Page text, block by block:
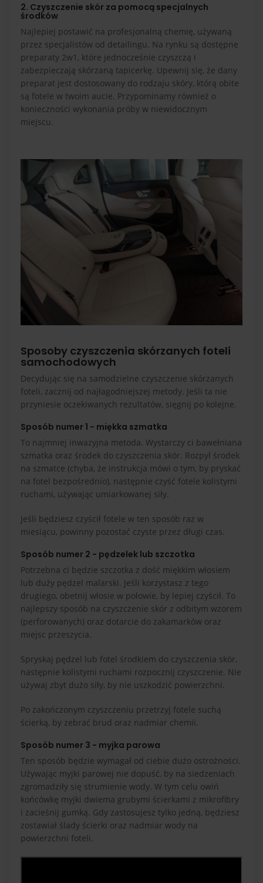
2. Czyszczenie skór za pomocą specjalnych
środków
Najlepiej postawić na profesjonalną chemię, używaną
przez specjalistów od detailingu. Na rynku są dostępne
preparaty 2w1, które jednocześnie czyszczą i
zabezpieczają skórzaną tapicerkę. Upewnij się, że dany
preparat jest dostosowany do rodzaju skóry, którą obite
są fotele w twoim aucie. Przypominamy również o
konieczności wykonania próby w niewidocznym
miejscu.
Sposoby czyszczenia skórzanych foteli
samochodowych
Decydując się na samodzielne czyszczenie skórzanych
foteli, zacznij od najłagodniejszej metody. Jeśli ta nie
przyniesie oczekiwanych rezultatów, sięgnij po kolejne.
Sposób numer 1 - miękka szmatka
To najmniej inwazyjna metoda. Wystarczy ci bawełniana
szmatka oraz środek do czyszczenia skór. Rozpyl środek
na szmatce (chyba, że instrukcja mówi o tym, by pryskać
na fotel bezpośrednio), następnie czyść fotele kolistymi
ruchami, używając umiarkowanej siły.
Jeśli będziesz czyścił fotele w ten sposób raz w
miesiącu, powinny pozostać czyste przez długi czas.
Sposób numer 2 - pędzelek lub szczotka
Potrzebna ci będzie szczotka z dość miękkim włosiem
lub duży pędzel malarski. Jeśli korzystasz z tego
drugiego, obetnij włosie w połowie, by lepiej czyścił. To
najlepszy sposób na czyszczenie skór z odbitym wzorem
(perforowanych) oraz dotarcie do zakamarków oraz
miejsc przeszycia.
Spryskaj pędzel lub fotel środkiem do czyszczenia skór,
następnie kolistymi ruchami rozpocznij czyszczenie. Nie
używaj zbyt dużo siły, by nie uszkodzić powierzchni.
Po zakończonym czyszczeniu przetrzyj fotele suchą
ścierką, by zebrać brud oraz nadmiar chemii.
Sposób numer 3 - myjka parowa
Ten sposób będzie wymagał od ciebie dużo ostrożności.
Używając myjki parowej nie dopuść, by na siedzeniach
zgromadziły się strumienie wody. W tym celu owiń
końcówkę myjki dwiema grubymi ścierkami z mikrofibry
i zacieśnij gumką. Gdy zastosujesz tylko jedną, będziesz
zostawiał ślady ścierki oraz nadmiar wody na
powierzchni foteli.